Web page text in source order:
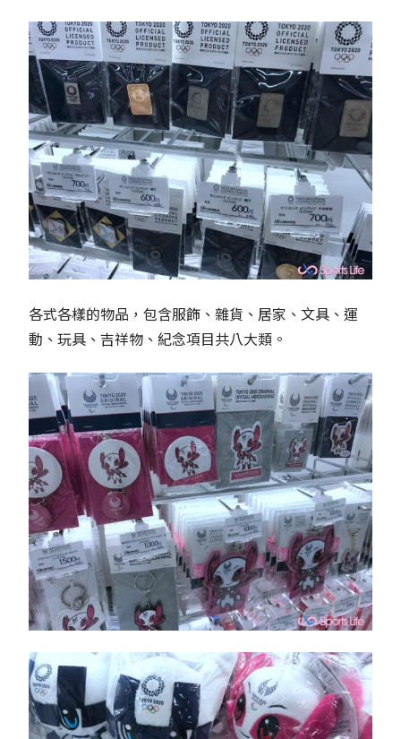
各式各樣的物品，包含服飾、雜貨、居家、文具、運
動、玩具、吉祥物、紀念項目共八大類。